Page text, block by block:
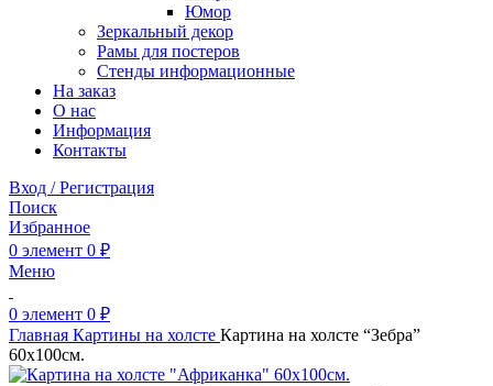
Юмор
Зеркальный декор
Рамы для постеров
Стенды информационные
На заказ
О нас
Информация
Контакты
Вход / Регистрация
Поиск
Избранное
0 элемент 0 ₽
Меню
0 элемент 0 ₽
Главная Картины на холсте Картина на холсте “Зебра”
60х100см.